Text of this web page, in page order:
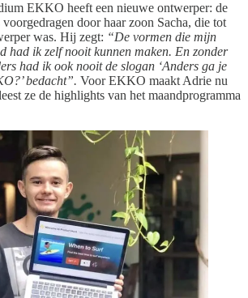
EKKO heeft een nieuwe ontwerper: de
door haar zoon Sacha, die tot
was. Hij zegt: “De vormen die mijn
had ik zelf nooit kunnen maken. En zonder
had ik ook nooit de slogan ‘Anders ga je
bedacht”. Voor EKKO maakt Adrie nu
ze de highlights van het maandprogramma